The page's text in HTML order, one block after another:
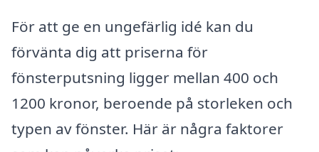
För att ge en ungefärlig idé kan du
förvänta dig att priserna för
fönsterputsning ligger mellan 400 och
1200 kronor, beroende på storleken och
typen av fönster. Här är några faktorer